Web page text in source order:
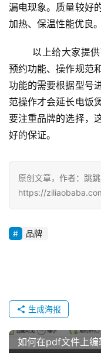
漏电现象。质量较好
加热、保温性能优良。
预约功能、操作规范
功能的需要根据型号
范操作才会延长电饭
要注重品牌的选择，
好的保证。
原创文章，作者：跳
https://
品牌
生成海报
如何在pdf文件上